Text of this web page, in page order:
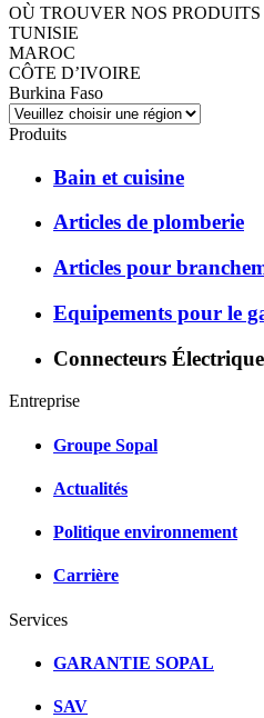
OÙ TROUVER NOS PRODUITS
TUNISIE
MAROC
CÔTE D’IVOIRE
Burkina Faso
Produits
Bain et cuisine
Articles de plomberie
Articles pour
Equipements pour le
Connecteurs
Entreprise
Groupe Sopal
Actualités
Politique environnement
Carrière
Services
GARANTIE SOPAL
SAV